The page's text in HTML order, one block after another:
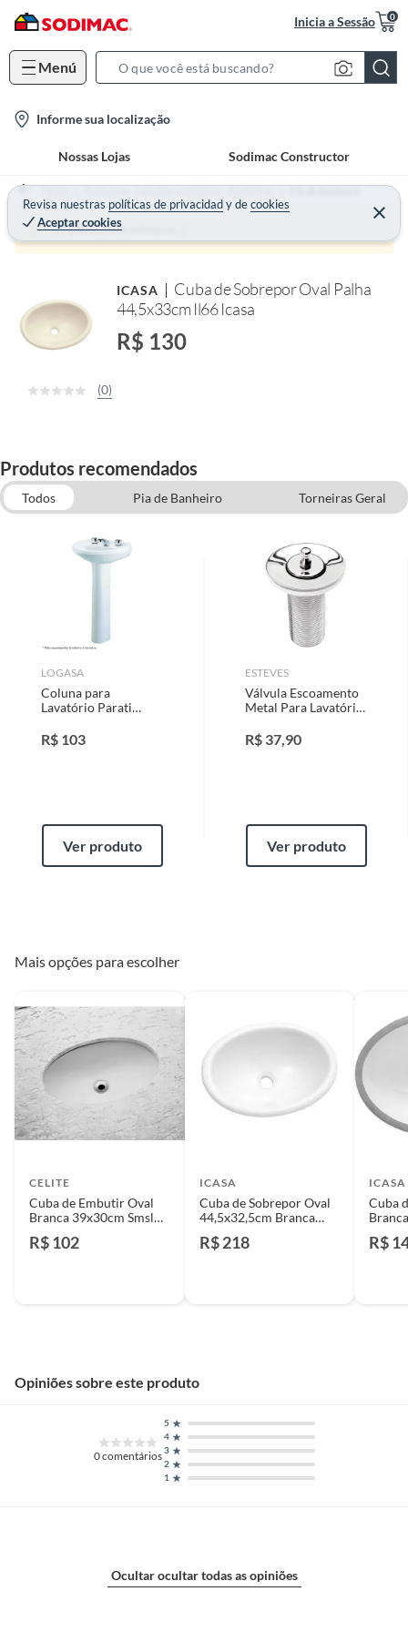
Inicia a Sessão 0
Menú
S
c
h
B
r
a
o
Informe sua localização
Nossas Lojas Sodimac Constructor
Revisa nuestras políticas de privacidadydecookies
Aceptar cookies
Home Banheiros, Cozinhas e Limpeza - Banheiros Pia de Banheiro
Produto sem estoque :(
ICASA
Cuba de Sobrepor Oval Palha
44,5x33cm Il66 Icasa
R$ 130
(0)
Produtos recomendados
Todos Pia de Banheiro
Torneiras Geral
LOGASA
Coluna para
Lavatório Parati
R$ 103
Ver produto
ESTEVES
Válvula Escoamento
Metal Para Lavatório
R$ 37,90
Ver produto
Mais opções para escolher
CELITE
Cuba de Embutir Oval
Branca 39x30cm Smsl
R$ 102
ICASA
Cuba de Sobrepor Oval
44,5x32,5cm Branca
R$ 218
ICASA
Cuba
R$
Opiniões sobre este produto
0comentários
1
2
3
4
5
Ocultar ocultar todas as opiniões